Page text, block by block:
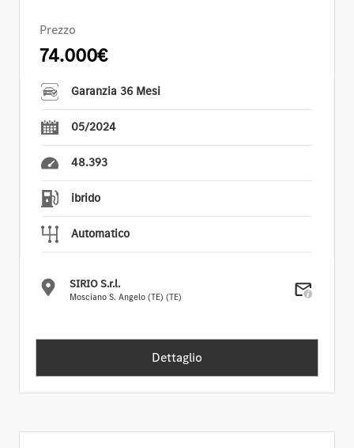
Prezzo
74.000€
Garanzia 36 Mesi
05/2024
48.393
ibrido
Automatico
SIRIO S.r.l.
Mosciano S. Angelo (TE) (TE)
Dettaglio